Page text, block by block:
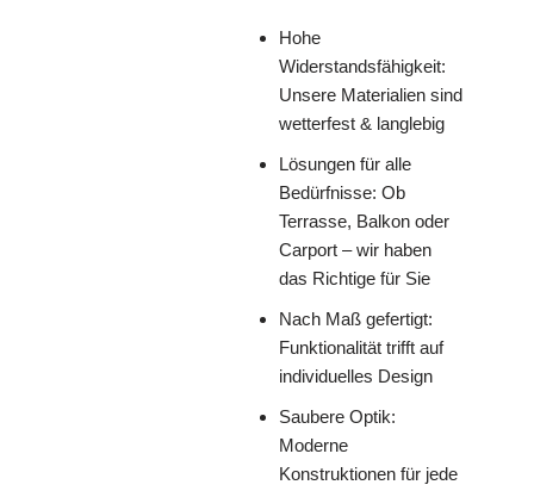
Hohe
Widerstandsfähigkeit:
Unsere Materialien sind
wetterfest & langlebig
Lösungen für alle
Bedürfnisse: Ob
Terrasse, Balkon oder
Carport – wir haben
das Richtige für Sie
Nach Maß gefertigt:
Funktionalität trifft auf
individuelles Design
Saubere Optik:
Moderne
Konstruktionen für jede